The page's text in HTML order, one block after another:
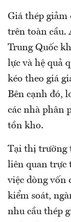
Giá thép giảm
trên toàn cầu.
Trung Quốc
lực và hệ quả
kéo theo giá
Bên cạnh đó,
các nhà phân
tồn kho.
Tại thị trường
liên quan trực
việc dòng vốn
kiểm soát,
nhu cầu thép